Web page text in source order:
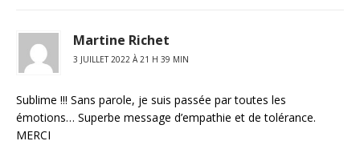
Martine Richet
3 JUILLET 2022 À 21 H 39 MIN
Sublime !!! Sans parole, je suis passée par toutes les
émotions… Superbe message d’empathie et de tolérance.
MERCI